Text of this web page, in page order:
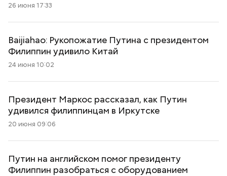
26 июня 17:33
Baijiahao: Рукопожатие Путина с президентом
Филиппин удивило Китай
24 июня 10:02
Президент Маркос рассказал, как Путин
удивился филиппинцам в Иркутске
20 июня 09:06
Путин на английском помог президенту
Филиппин разобраться с оборудованием